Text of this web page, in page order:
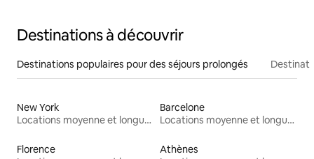
Destinations à découvrir
Destinations populaires pour des séjours prolongés
New York
Locations moyenne et longue durée
Barcelone
Locations moyenne et longue durée
Florence
Athènes